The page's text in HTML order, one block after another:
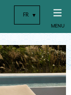
FR
MENU